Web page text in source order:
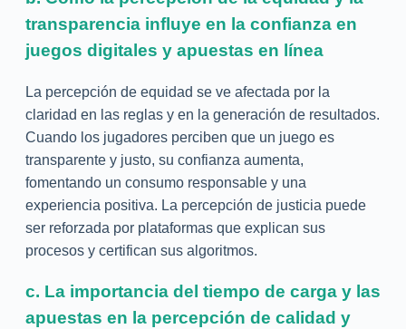
transparencia influye en la confianza en
juegos digitales y apuestas en línea
La percepción de equidad se ve afectada por la
claridad en las reglas y en la generación de resultados.
Cuando los jugadores perciben que un juego es
transparente y justo, su confianza aumenta,
fomentando un consumo responsable y una
experiencia positiva. La percepción de justicia puede
ser reforzada por plataformas que explican sus
procesos y certifican sus algoritmos.
c. La importancia del tiempo de carga y las
apuestas en la percepción de calidad y